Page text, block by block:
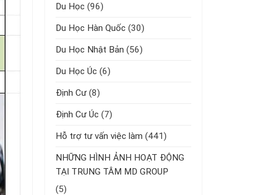
Du Học (96)
Du Học Hàn Quốc (30)
Du Học Nhật Bản (56)
Du Học Úc (6)
Định Cư (8)
Định Cư Úc (7)
Hỗ trợ tư vấn việc làm (441)
NHỮNG HÌNH ẢNH HOẠT ĐỘNG
TẠI TRUNG TÂM MD GROUP
(5)